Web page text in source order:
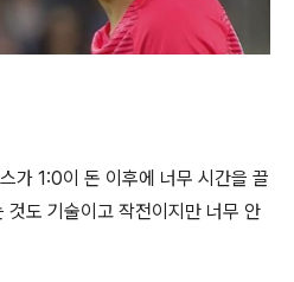
가 1:0이 돈 이후에 너무 시간을 끌
것도 기술이고 작전이지만 너무 안